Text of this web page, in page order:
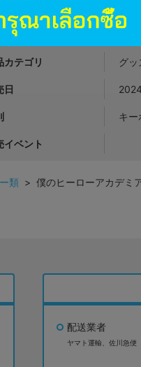
番号
カテゴリ グッ
日
キー
イベント
類 > 僕のヒーローアカデミ
配送業者
ヤマト運輸、佐川急便